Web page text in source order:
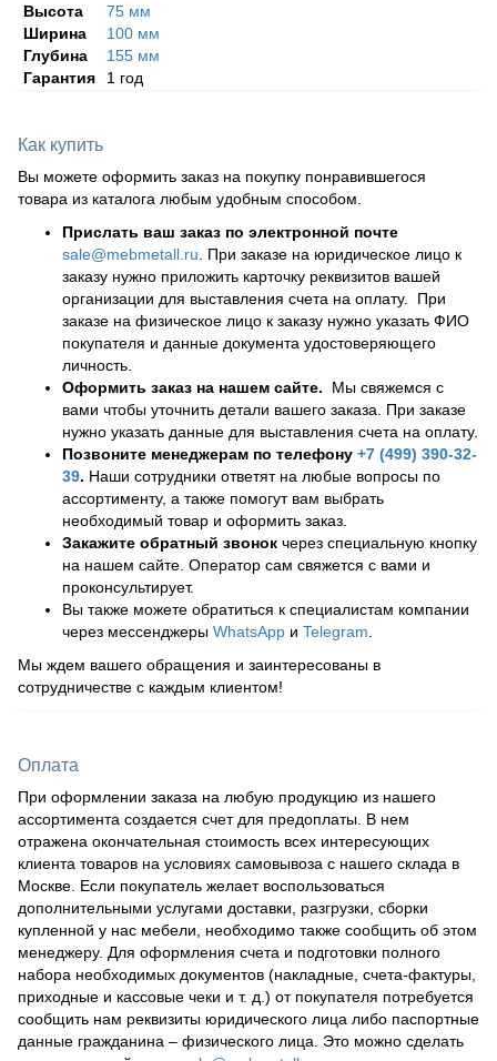
Высота
75 мм
Ширина
100 мм
Глубина
155 мм
Гарантия
1 год
Как купить
Вы можете оформить заказ на покупку понравившегося
товара из каталога любым удобным способом.
Прислать ваш заказ по электронной почте
sale@mebmetall.ru . При заказе на юридическое лицо к
заказу нужно приложить карточку реквизитов вашей
организации для выставления счета на оплату. При
заказе на физическое лицо к заказу нужно указать ФИО
покупателя и данные документа удостоверяющего
личность.
Оформить заказ на нашем сайте. Мы свяжемся с
вами чтобы уточнить детали вашего заказа. При заказе
нужно указать данные для выставления счета на оплату.
Позвоните менеджерам по телефону +7 (499) 390-32-
39. Наши сотрудники ответят на любые вопросы по
ассортименту, а также помогут вам выбрать
необходимый товар и оформить заказ.
Закажите обратный звонок через специальную кнопку
на нашем сайте. Оператор сам свяжется с вами и
проконсультирует.
Вы также можете обратиться к специалистам компании
через мессенджеры WhatsApp и Telegram
Мы ждем вашего обращения и заинтересованы в
сотрудничестве с каждым клиентом!
Оплата
При оформлении заказа на любую продукцию из нашего
ассортимента создается счет для предоплаты. В нем
отражена окончательная стоимость всех интересующих
клиента товаров на условиях самовывоза с нашего склада в
Москве. Если покупатель желает воспользоваться
дополнительными услугами доставки, разгрузки, сборки
купленной у нас мебели, необходимо также сообщить об этом
менеджеру. Для оформления счета и подготовки полного
набора необходимых документов (накладные, счета-фактуры,
приходные и кассовые чеки и т. д.) от покупателя потребуется
сообщить нам реквизиты юридического лица либо паспортные
данные гражданина – физического лица. Это можно сделать